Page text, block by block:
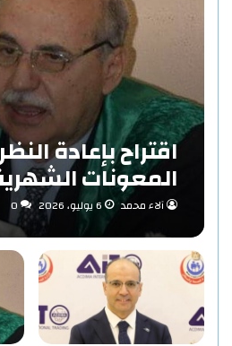
اقتراح بإعادة
المعونات
مفهوم
حاتم عبد المنعم
آلاء محمد 6 يوليو، 2026 0